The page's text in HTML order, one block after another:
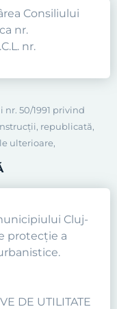
Consiliului
nr.
nr.
50/1991 privind
republicată,
ulterioare,
Cluj-
protecţie a
DE UTILITATE